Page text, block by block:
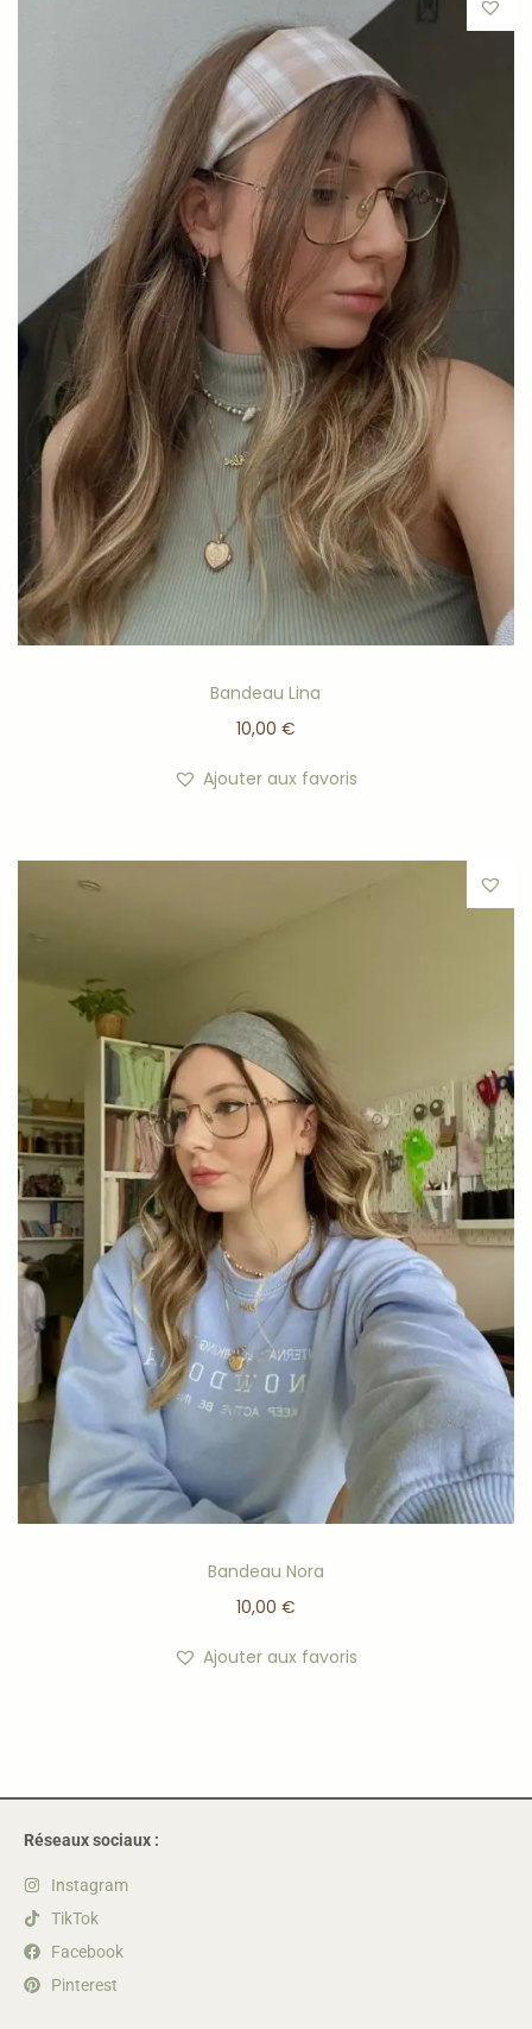
Bandeau Lina
10,00 €
Ajouter aux favoris
Bandeau Nora
10,00 €
Ajouter aux favoris
Réseaux sociaux :
Instagram
TikTok
Facebook
Pinterest